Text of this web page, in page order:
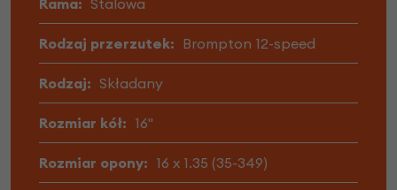
Rodzaj przerzutek: Brompton 12-speed
Rodzaj: Składany
Rozmiar kół: 16"
Rozmiar opony: 16 x 1.35 (35-349)